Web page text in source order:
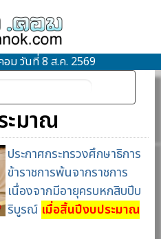
ม วันที่ 8 ส.ค. 2569
มาณ
ประกาศกระทรวงศึกษาธิการ
ข้าราชการพ้นจากราชการ
เนื่องจากมีอายุครบหกสิบปีบ
ริบูรณ์ เมื่อสิ้นปีงบประมาณ